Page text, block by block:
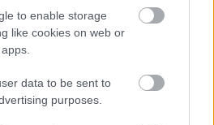
to enable storage
like cookies on web or
data to be sent to
purposes.
igazán üdítő, főleg, hogy
is arrébbvonulóban van. Aki
azoknak is volt ma minek